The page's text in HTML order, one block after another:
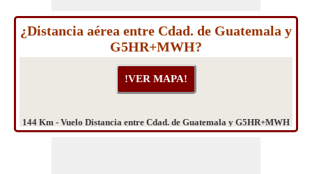
¿Distancia aérea entre Cdad. de Guatemala y
G5HR+MWH?
144 Km - Vuelo Distancia entre Cdad. de Guatemala y G5HR+MWH